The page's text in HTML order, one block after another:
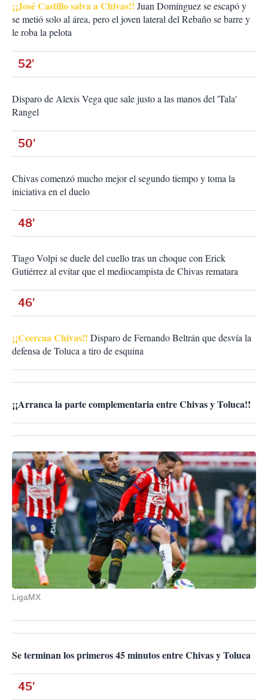
¡¡José Castillo salva a Chivas!! Juan Domínguez se escapó y
se metió solo al área, pero el joven lateral del Rebaño se barre y
le roba la pelota
52'
Disparo de Alexis Vega que sale justo a las manos del 'Tala'
Rangel
50'
Chivas comenzó mucho mejor el segundo tiempo y toma la
iniciativa en el duelo
48'
Tiago Volpi se duele del cuello tras un choque con Erick
Gutiérrez al evitar que el mediocampista de Chivas rematara
46'
¡¡Ceercaa Chivas!! Disparo de Fernando Beltrán que desvía la
defensa de Toluca a tiro de esquina
¡¡Arranca la parte complementaria entre Chivas y Toluca!!
LigaMX
Se terminan los primeros 45 minutos entre Chivas y Toluca
45'